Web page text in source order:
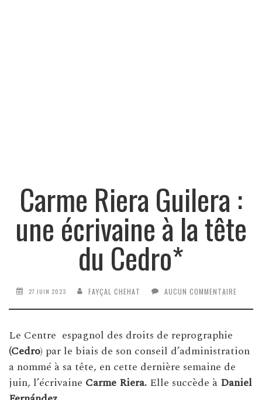
Carme Riera Guilera :
une écrivaine à la tête
du Cedro*
27 JUIN 2023 FAYÇAL CHEHAT AUCUN COMMENTAIRE
Le Centre espagnol des droits de reprographie
(Cedro) par le biais de son conseil d’administration
a nommé à sa tête, en cette dernière semaine de
juin, l’écrivaine Carme Riera. Elle succède à Daniel